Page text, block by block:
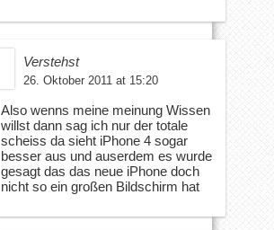
Verstehst
26. Oktober 2011 at 15:20
Also wenns meine meinung Wissen
willst dann sag ich nur der totale
scheiss da sieht iPhone 4 sogar
besser aus und auserdem es wurde
gesagt das das neue iPhone doch
nicht so ein großen Bildschirm hat